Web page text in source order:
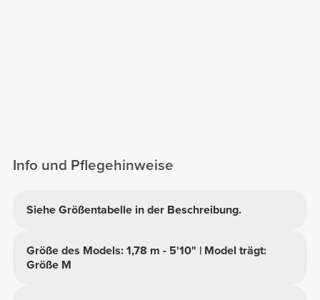
Info und Pflegehinweise
Siehe Größentabelle in der Beschreibung.
Größe des Models: 1,78 m - 5'10" | Model trägt:
Größe M